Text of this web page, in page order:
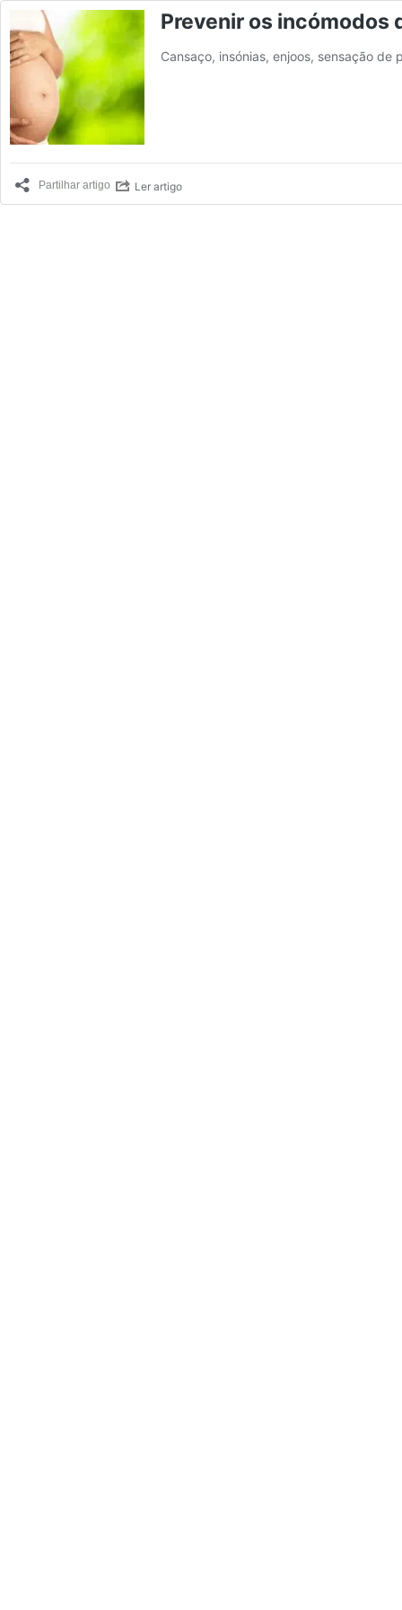
Prevenir os incómodos
Cansaço, insónias, enjoos, sensação
Ler artigo